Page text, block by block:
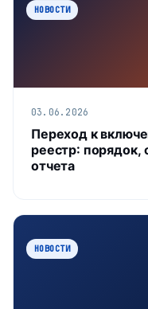
НОВОСТИ
03.06.2026
Переход к
реестр: порядок,
отчета
НОВОСТИ